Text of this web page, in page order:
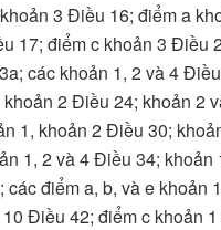
3 Điều 16; điểm a
17; điểm c khoản 3 Điều
các khoản 1, 2 và 4
2 Điều 24; khoản 2
1, khoản 2 Điều 30;
1, 2 và 4 Điều 34;
điểm a, b, và e khoản
10 Điều 42; điểm c khoản